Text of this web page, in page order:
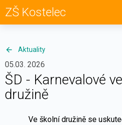
ZŠ Kostelec
Aktuality
05.03. 2026
ŠD - Karnevalové
družině
Ve školní družině se